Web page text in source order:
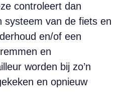
controleert dan
systeem van de fiets en
en/of een
en
worden bij zo’n
en opnieuw